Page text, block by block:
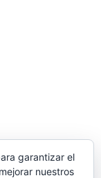
garantizar el
nuestros